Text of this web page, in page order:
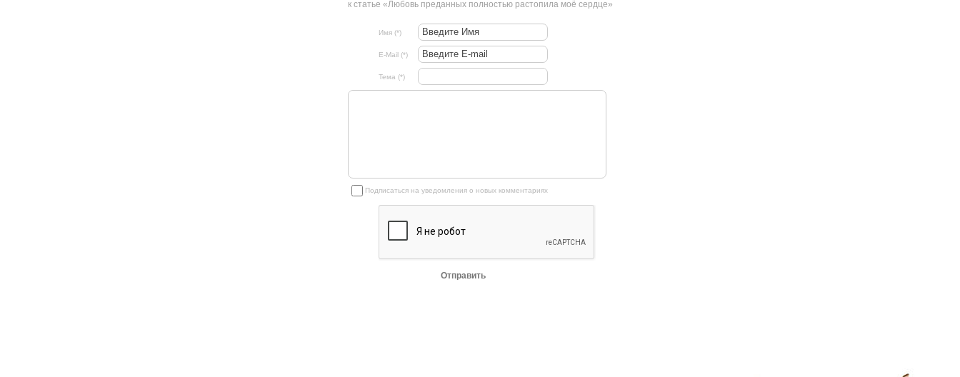
к статье «Любовь преданных полностью растопила моё сердце»
Имя (*)
E-Mail (*)
Тема (*)
Подписаться на уведомления о новых комментариях
Отправить